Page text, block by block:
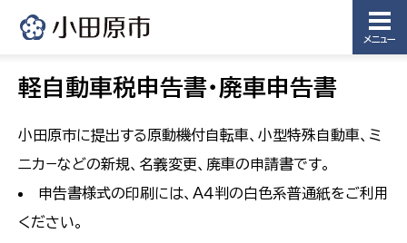
メニュー
軽自動車税申告書・廃車申告書
小田原市に提出する原動機付自転車、小型特殊自動車、ミ
ニカ−などの新規、名義変更、廃車の申請書です。
申告書様式の印刷には、Ａ４判の白色系普通紙をご利用
ください。